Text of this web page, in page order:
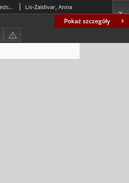
Pokaż szczegóły
Przygotowanie dzieci w wieku przedszkolnym do pełnienia ról zawodowych = Preparing pre-school children to perform professional roles Lis-Zaldivar, Anna